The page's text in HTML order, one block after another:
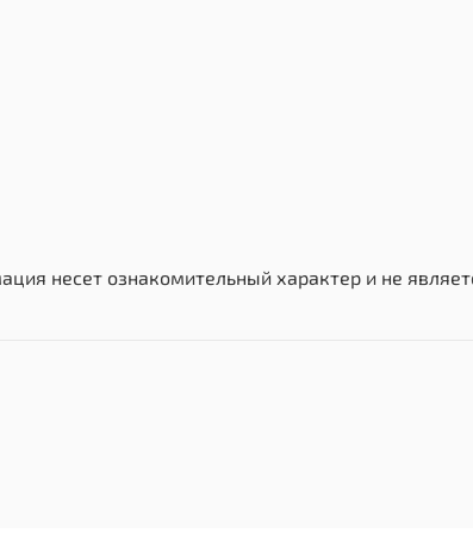
несет ознакомительный характер и не